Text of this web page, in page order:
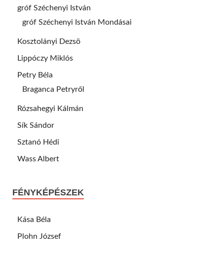
gróf Széchenyi István
gróf Széchenyi István Mondásai
Kosztolányi Dezsö
Lippóczy Miklós
Petry Béla
Braganca Petryről
Rózsahegyi Kálmán
Sík Sándor
Sztanó Hédi
Wass Albert
FÉNYKÉPÉSZEK
Kása Béla
Plohn József